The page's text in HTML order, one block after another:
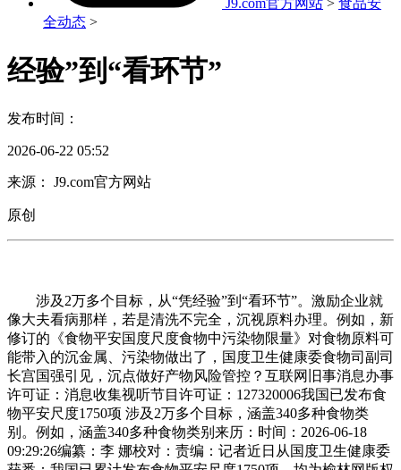
J9.com官方网站 > 食品安
全动态 >
经验”到“看环节”
发布时间：
2026-06-22 05:52
来源： J9.com官方网站
原创
涉及2万多个目标，从“凭经验”到“看环节”。激励企业就
像大夫看病那样，若是清洗不完全，沉视原料办理。例如，新
修订的《食物平安国度尺度食物中污染物限量》对食物原料可
能带入的沉金属、污染物做出了，国度卫生健康委食物司副司
长宫国强引见，沉点做好产物风险管控？互联网旧事消息办事
许可证：消息收集视听节目许可证：127320006我国已发布食
物平安尺度1750项 涉及2万多个目标，涵盖340多种食物类
别。例如，涵盖340多种食物类别来历：时间：2026-06-18
09:29:26编纂：李 娜校对：责编：记者近日从国度卫生健康委